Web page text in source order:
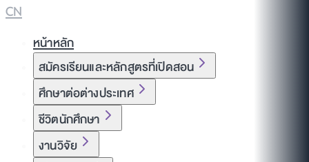
CN
หน้าหลัก
สมัครเรียนและหลักสูตรที่เปิดสอน
ศึกษาต่อต่างประเทศ
ชีวิตนักศึกษา
งานวิจัย